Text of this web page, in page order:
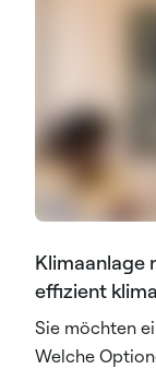
Klimaanlage
effizient
Sie möchten
Welche